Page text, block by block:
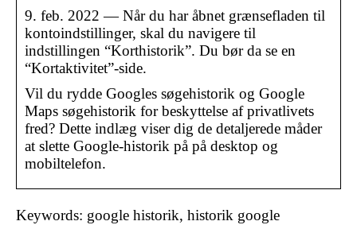
9. feb. 2022 — Når du har åbnet grænsefladen til
kontoindstillinger, skal du navigere til
indstillingen “Korthistorik”. Du bør da se en
“Kortaktivitet”-side.
Vil du rydde Googles søgehistorik og Google
Maps søgehistorik for beskyttelse af privatlivets
fred? Dette indlæg viser dig de detaljerede måder
at slette Google-historik på på desktop og
mobiltelefon.
Keywords: google historik, historik google